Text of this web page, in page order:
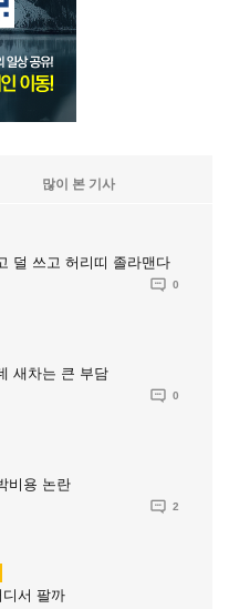
많이 본 기사
덜 쓰고 허리띠 졸라맨다
0
새차는 큰 부담
0
비용 논란
2
서 팔까